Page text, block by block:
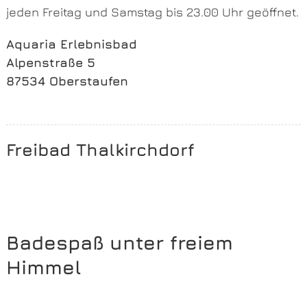
jeden Freitag und Samstag bis 23.00 Uhr geöffnet.
Aquaria Erlebnisbad
Alpenstraße 5
87534 Oberstaufen
Freibad Thalkirchdorf
Badespaß unter freiem
Himmel